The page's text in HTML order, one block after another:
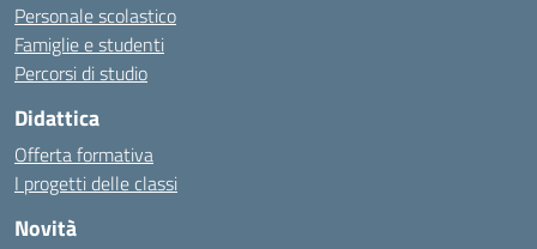
Personale scolastico
Famiglie e studenti
Percorsi di studio
Didattica
Offerta formativa
I progetti delle classi
Novità